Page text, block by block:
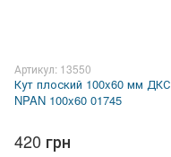
Артикул: 13550
Кут плоский 100x60 мм ДКС
NPAN 100x60 01745
420 грн